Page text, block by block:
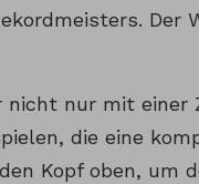
nur mit einer
die eine
Kopf oben, um